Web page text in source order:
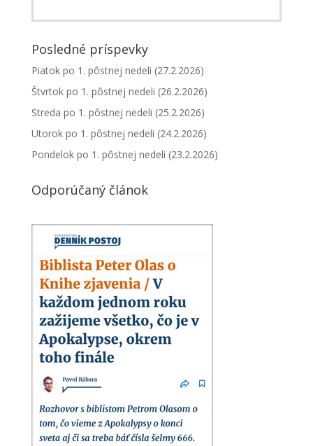
Posledné príspevky
Piatok po 1. pôstnej nedeli (27.2.2026)
Štvrtok po 1. pôstnej nedeli (26.2.2026)
Streda po 1. pôstnej nedeli (25.2.2026)
Utorok po 1. pôstnej nedeli (24.2.2026)
Pondelok po 1. pôstnej nedeli (23.2.2026)
Odporúčaný článok